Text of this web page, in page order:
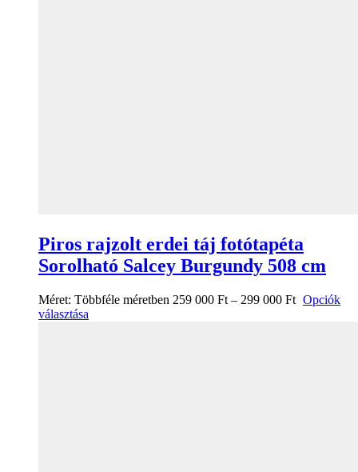
Piros rajzolt erdei táj fotótapéta
Sorolható Salcey Burgundy 508 cm
Méret: Többféle méretben 259 000 Ft – 299 000 Ft Opciók
választása